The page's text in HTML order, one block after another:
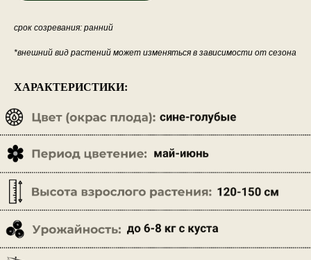
срок созревания: ранний
*внешний вид растений может изменяться в зависимости от сезона
ХАРАКТЕРИСТИКИ: